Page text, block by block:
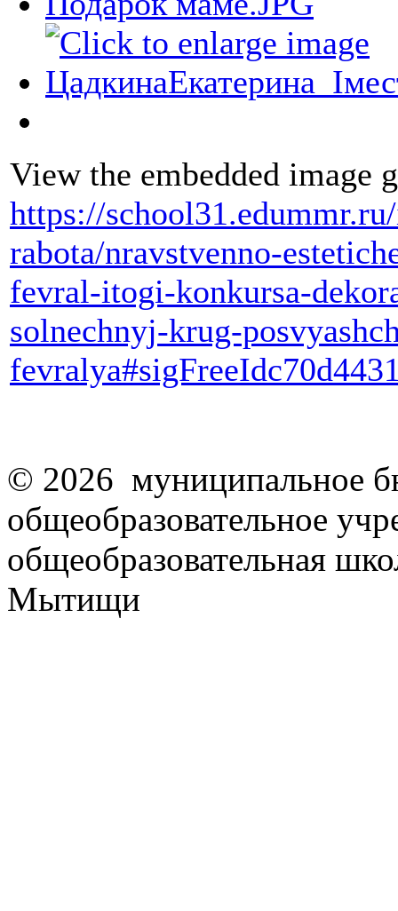
View the embedded image
https://
rabota/nravstvenno-
fevral-itogi-konkursa-
solnechnyj-krug-
© 2026 муниципальное
общеобразовательное
общеобразовательная
Мытищи